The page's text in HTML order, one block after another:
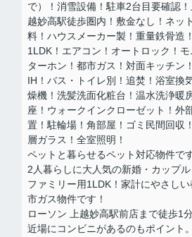
で）！消雪設備！駐車2台目要確認
越妙高駅徒歩圏内！敷金なし！ネッ
料！ハウスメーカー製！重量鉄骨造
1LDK！エアコン！オートロック！モ
ターホン！都市ガス！対面キッチン
IH！バス・トイレ別！追焚！浴室換
燥機！洗髪洗面化粧台！温⽔洗浄暖
座！ウォークインクローゼット！外
置！駐輪場！角部屋！ゴミ民間回収
層ガラス！全室照明！
ペットと暮らせるペット対応物件で
2人暮らしに大人気の新婚・カップ
ファミリー用1LDK！家計にやさしい
市ガス物件です！
ローソン 上越妙高駅前店まで徒歩1
近場にコンビニがあるのもポイント